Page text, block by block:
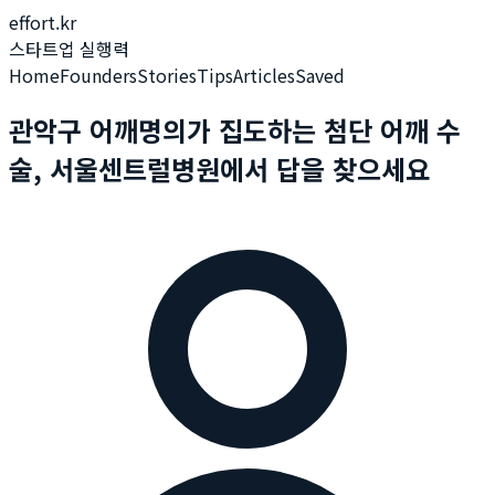
effort.kr
스타트업 실행력
HomeFoundersStoriesTipsArticlesSaved
관악구 어깨명의가 집도하는 첨단 어깨 수
술, 서울센트럴병원에서 답을 찾으세요